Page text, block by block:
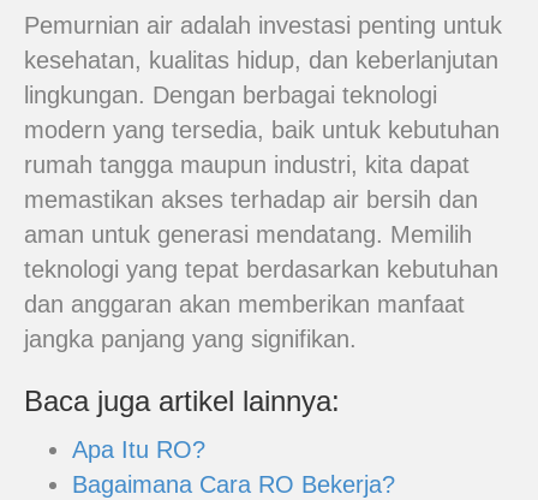
Pemurnian air adalah investasi penting untuk
kesehatan, kualitas hidup, dan keberlanjutan
lingkungan. Dengan berbagai teknologi
modern yang tersedia, baik untuk kebutuhan
rumah tangga maupun industri, kita dapat
memastikan akses terhadap air bersih dan
aman untuk generasi mendatang. Memilih
teknologi yang tepat berdasarkan kebutuhan
dan anggaran akan memberikan manfaat
jangka panjang yang signifikan.
Baca juga artikel lainnya:
Apa Itu RO?
Bagaimana Cara RO Bekerja?